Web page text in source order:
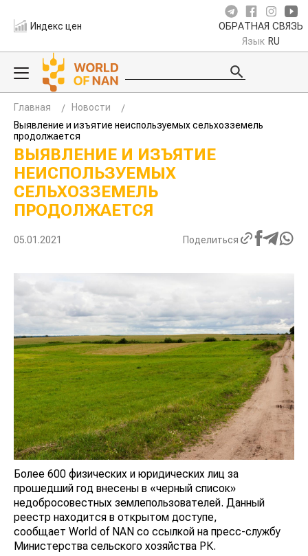
Индекс цен ОБРАТНАЯ СВЯЗЬ
Язык RU
Главная
Новости
Выявление и изъятие неиспользуемых сельхозземель
продолжается
ВЫЯВЛЕНИЕ И ИЗЪЯТИЕ
НЕИСПОЛЬЗУЕМЫХ
СЕЛЬХОЗЗЕМЕЛЬ
ПРОДОЛЖАЕТСЯ
05.01.2021 Поделиться
Более 600 физических и юридических лиц за
прошедший год внесены в «черный список»
недобросовестных землепользователей. Данный
реестр находится в открытом доступе,
сообщает World of NAN со ссылкой на пресс-службу
Министерства сельского хозяйства РК.